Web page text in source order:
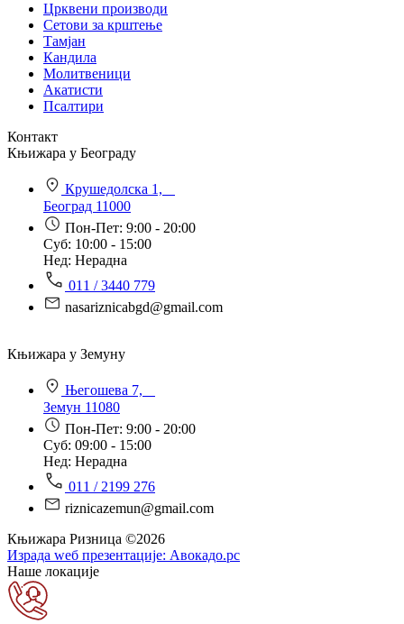
Црквени производи
Сетови за крштење
Тамјан
Кандила
Молитвеници
Акатисти
Псалтири
Контакт
Књижара у Београду
Крушедолска 1,
Београд 11000
Пон-Пет: 9:00 - 20:00
Суб: 10:00 - 15:00
Нед: Нерадна
011 / 3440 779
nasariznicabgd@gmail.com
Књижара у Земуну
Његошева 7,
Земун 11080
Пон-Пет: 9:00 - 20:00
Суб: 09:00 - 15:00
Нед: Нерадна
011 / 2199 276
riznicazemun@gmail.com
Књижара Ризница ©️2026
Израда wеб презентације: Авокадо.рс
Наше локације